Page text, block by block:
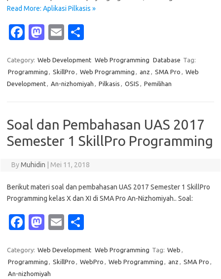
Read More: Aplikasi Pilkasis »
Fa
e
b
k
M
t
o
n
E
ail ar
e
Category: Web Development Web Programming Database Tag:
Programming , SkillPro , Web Programming , anz , SMA Pro , Web
Development, An-nizhomiyah , Pilkasis , OSIS , Pemilihan
Soal dan Pembahasan UAS 2017
Semester 1 SkillPro Programming
ByMuhidin Mei 11, 2018
Berikut materi soal dan pembahasan UAS 2017 Semester 1 SkillPro
Programming kelas X dan XI di SMA Pro An-Nizhomiyah.. Soal:
Fa
e
b
M
t
o
E
ail ar
e
Category: Web Development Web Programming Tag: Web ,
Programming , SkillPro , WebPro , Web Programming , anz , SMA Pro ,
An-nizhomiyah